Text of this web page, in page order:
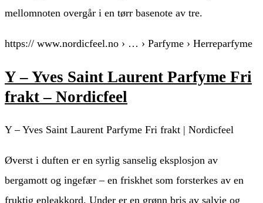
mellomnoten overgår i en tørr basenote av tre.
https:// www.nordicfeel.no › … › Parfyme › Herreparfyme
Y – Yves Saint Laurent Parfyme Fri
frakt – Nordicfeel
Y – Yves Saint Laurent Parfyme Fri frakt | Nordicfeel
Øverst i duften er en syrlig sanselig eksplosjon av
bergamott og ingefær – en friskhet som forsterkes av en
fruktig epleakkord. Under er en grønn bris av salvie og